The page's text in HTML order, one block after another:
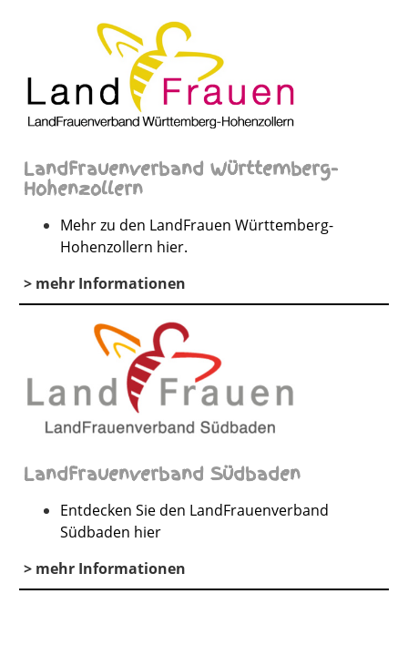
LandFrauenverband Württemberg-
Hohenzollern
Mehr zu den LandFrauen Württemberg-
Hohenzollern hier.
> mehr Informationen
LandFrauenverband Südbaden
Entdecken Sie den LandFrauenverband
Südbaden hier
> mehr Informationen